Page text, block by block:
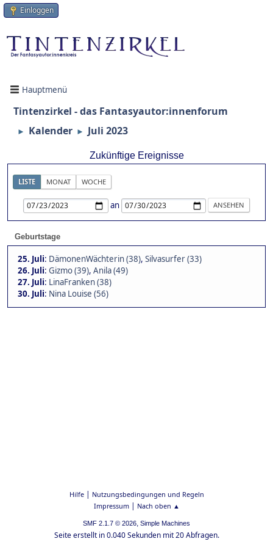
Einloggen
Hauptmenü
Tintenzirkel - das Fantasyautor:innenforum
► Kalender ► Juli 2023
Zukünftige Ereignisse
LISTE MONAT WOCHE
an
Geburtstage
25. Juli: DämonenWächterin (38), Silvasurfer (33)
26. Juli: Gizmo (39), Anila (49)
27. Juli: LinaFranken (38)
30. Juli: Nina Louise (56)
Hilfe| Nutzungsbedingungen und Regeln
Impressum| Nach oben ▲
SMF 2.1.7 © 2026, Simple Machines
Seite erstellt in 0.040 Sekunden mit 20 Abfragen.